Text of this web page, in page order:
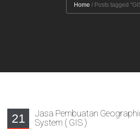
Home / Posts tagged
21
Jasa Pembuatan
System ( GIS )